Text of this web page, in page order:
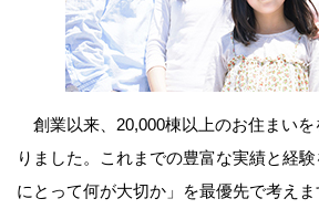
創業以来、20,000棟以上のお住まいを
りました。これまでの豊富な実績と経
にとって何が大切か」を最優先で考えま